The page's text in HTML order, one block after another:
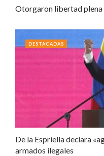
Otorgaron libertad plena
De la Espriella declara
armados ilegales
DESTACADAS